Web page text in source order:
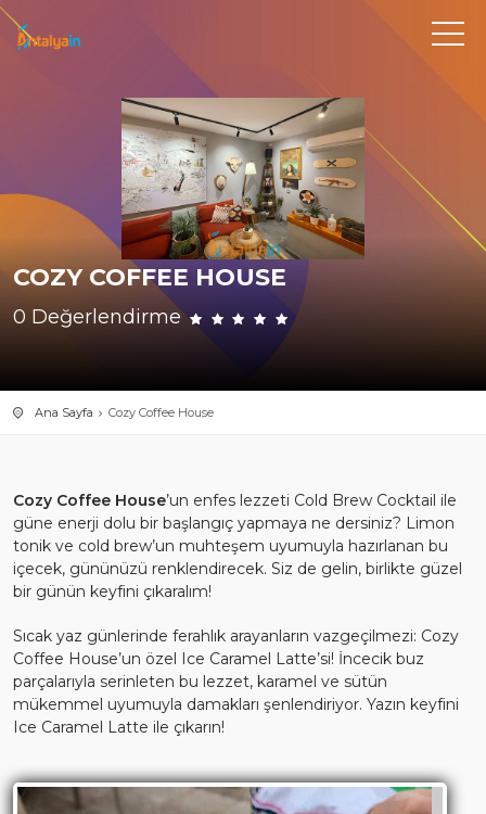
COZY COFFEE HOUSE
0 Değerlendirme
Ana Sayfa Cozy Coffee House
Cozy Coffee House’un enfes lezzeti Cold Brew Cocktail ile
güne enerji dolu bir başlangıç yapmaya ne dersiniz? Limon
tonik ve cold brew’un muhteşem uyumuyla hazırlanan bu
içecek, gününüzü renklendirecek. Siz de gelin, birlikte güzel
bir günün keyfini çıkaralım!
Sıcak yaz günlerinde ferahlık arayanların vazgeçilmezi: Cozy
Coffee House’un özel Ice Caramel Latte’si! İncecik buz
parçalarıyla serinleten bu lezzet, karamel ve sütün
mükemmel uyumuyla damakları şenlendiriyor. Yazın keyfini
Ice Caramel Latte ile çıkarın!